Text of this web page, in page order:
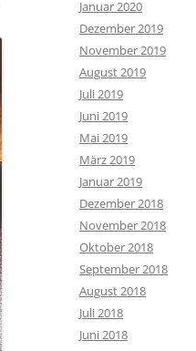
Januar 2020
Dezember 2019
November 2019
August 2019
Juli 2019
Juni 2019
Mai 2019
März 2019
Januar 2019
Dezember 2018
November 2018
Oktober 2018
September 2018
August 2018
Juli 2018
Juni 2018